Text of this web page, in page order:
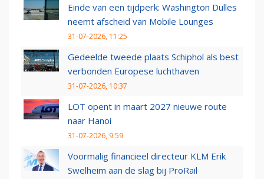
Einde van een tijdperk: Washington Dulles
neemt afscheid van Mobile Lounges
31-07-2026, 11:25
Gedeelde tweede plaats Schiphol als best
verbonden Europese luchthaven
31-07-2026, 10:37
LOT opent in maart 2027 nieuwe route
naar Hanoi
31-07-2026, 9:59
Voormalig financieel directeur KLM Erik
Swelheim aan de slag bij ProRail